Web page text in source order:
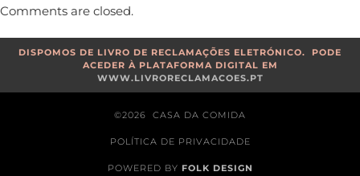
Comments are closed.
DISPOMOS DE LIVRO DE RECLAMAÇÕES ELETRÓNICO. PODE
ACEDER À PLATAFORMA DIGITAL EM
WWW.LIVRORECLAMACOES.PT
©2026 CASA DA COMIDA
POLÍTICA DE PRIVACIDADE
POWERED BY FOLK DESIGN